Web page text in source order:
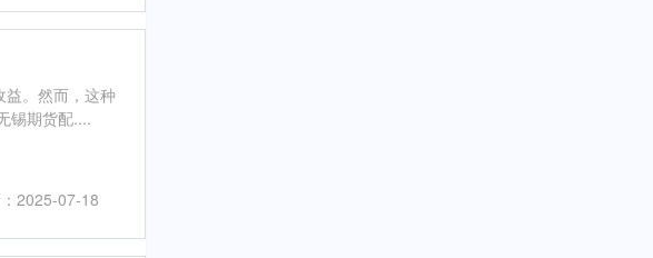
。然而，这种
锡期货配....
2025-07-18